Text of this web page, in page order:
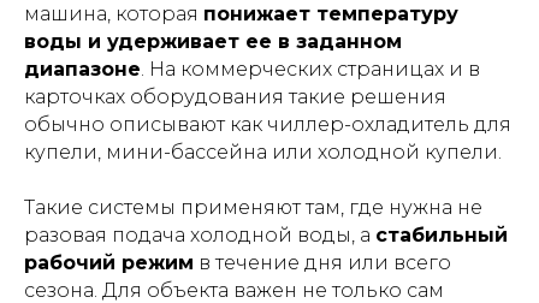
машина, которая понижает температуру
воды и удерживает ее в заданном
диапазоне . На коммерческих страницах и в
карточках оборудования такие решения
обычно описывают как чиллер-охладитель для
купели, мини-бассейна или холодной купели.
Такие системы применяют там, где нужна не
разовая подача холодной воды, а стабильный
рабочий режим в течение дня или всего
сезона. Для объекта важен не только сам